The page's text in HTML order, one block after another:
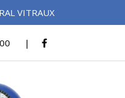
VITRAUX